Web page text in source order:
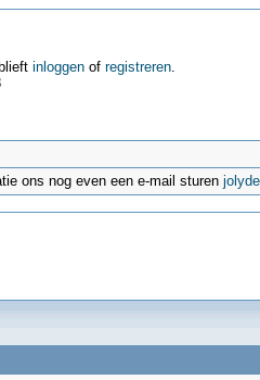
inloggenof registreren.
ons nog even een e-mail sturen